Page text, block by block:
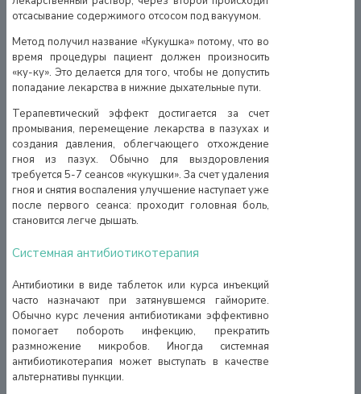
отсасывание содержимого отсосом под вакуумом.
Метод получил название «Кукушка» потому, что во
время процедуры пациент должен произносить
«ку-ку». Это делается для того, чтобы не допустить
попадание лекарства в нижние дыхательные пути.
Терапевтический эффект достигается за счет
промывания, перемещение лекарства в пазухах и
создания давления, облегчающего отхождение
гноя из пазух. Обычно для выздоровления
требуется 5-7 сеансов «кукушки». За счет удаления
гноя и снятия воспаления улучшение наступает уже
после первого сеанса: проходит головная боль,
становится легче дышать.
Системная антибиотикотерапия
Антибиотики в виде таблеток или курса инъекций
часто назначают при затянувшемся гайморите.
Обычно курс лечения антибиотиками эффективно
помогает побороть инфекцию, прекратить
размножение микробов. Иногда системная
антибиотикотерапия может выступать в качестве
альтернативы пункции.